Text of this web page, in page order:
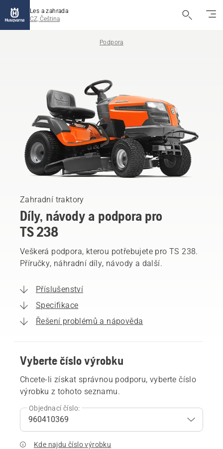
Les a zahrada
CZ, Čeština
Podpora
Zahradní traktory
Díly, návody a podpora pro
TS 238
Veškerá podpora, kterou potřebujete pro TS 238.
Příručky, náhradní díly, návody a další.
Příslušenství
Specifikace
Řešení problémů a nápověda
Vyberte číslo výrobku
Chcete-li získat správnou podporu, vyberte číslo
výrobku z tohoto seznamu.
Objednací číslo:
Kde najdu číslo výrobku